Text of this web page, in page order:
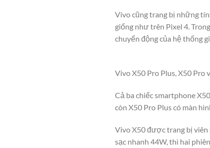
Vivo cũng trang bị những
giống như trên Pixel 4.
chuyển động của hệ thống
Vivo X50 Pro Plus, X50 Pro
Cả ba chiếc smartphone
còn X50 Pro Plus có màn
Vivo X50 được trang bị viên
sạc nhanh 44W, thì hai